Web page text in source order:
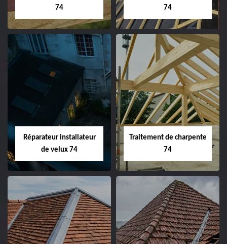
74
74
Réparateur installateur
de velux 74
Traitement de charpente
74